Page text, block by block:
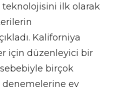
teknolojisini ilk olarak
Kaliforniya
için düzenleyici bir
birçok
ev